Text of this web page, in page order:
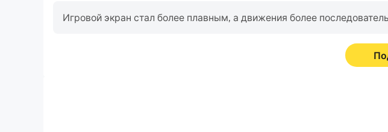
Игровой экран стал более плавным, а движения более